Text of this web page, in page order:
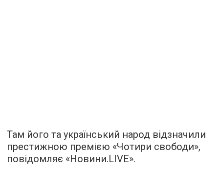
Там його та український народ відзначили
престижною премією «Чотири свободи»,
повідомляє «Новини.LIVE».